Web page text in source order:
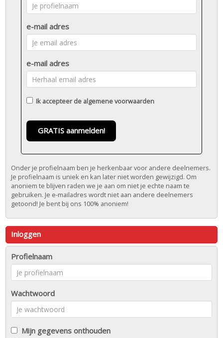
e-mail adres
e-mail adres
Ik accepteer de algemene voorwaarden
GRATIS aanmelden!
Onder je profielnaam ben je herkenbaar voor andere deelnemers.
Je profielnaam is uniek en kan later niet worden gewijzigd. Om
anoniem te blijven raden we je aan om niet je echte naam te
gebruiken. Je e-mailadres wordt niet aan andere deelnemers
getoond! Je bent bij ons 100% anoniem!
Inloggen
Profielnaam
Wachtwoord
Mijn gegevens onthouden